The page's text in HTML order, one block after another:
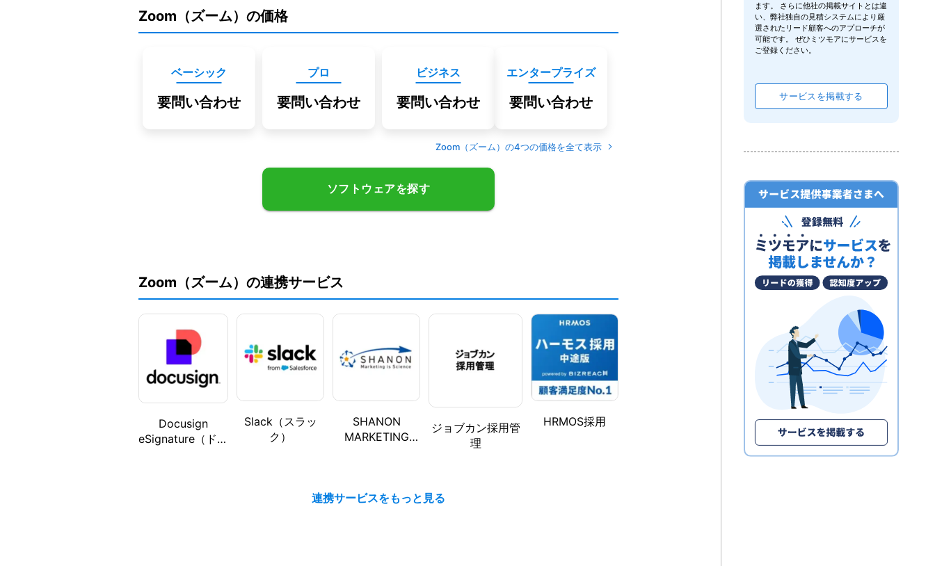
Zoom（ズーム）の価格
ベーシック
要問い合わせ
プロ
要問い合わせ
ビジネス
要問い合わせ
エンタープライズ
要問い合わせ
Zoom（ズーム） の4つの価格を全て表示
ソフトウェアを探す
Zoom（ズーム）の連携サービス
Docusign
eSignature（ドキ
Slack（スラッ
ク）
SHANON
MARKETING
ォーム)
ジョブカン採用管
理
HRMOS採用
ます。 さらに他社の掲載サイトとは違
い、弊社独自の見積システムにより厳
選されたリード顧客へのアプローチが
可能です。 ぜひミツモアにサービスを
ご登録ください。
サービスを掲載する